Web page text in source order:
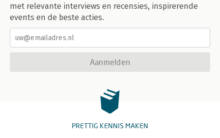
met relevante interviews en recensies, inspirerende
events en de beste acties.
Aanmelden
PRETTIG KENNIS MAKEN